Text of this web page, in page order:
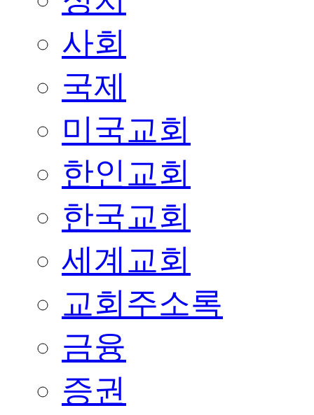
사회
국제
미국교회
한인교회
한국교회
세계교회
교회주소록
금융
증권